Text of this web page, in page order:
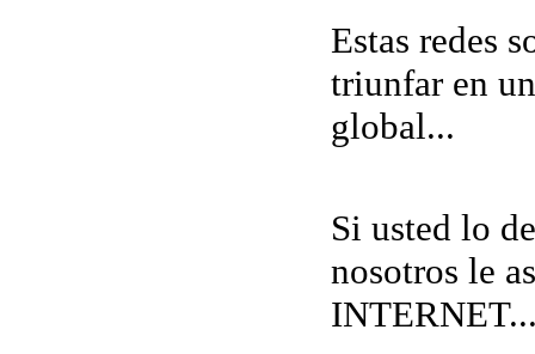
Estas redes
triunfar en
global...
Si usted lo
nosotros le